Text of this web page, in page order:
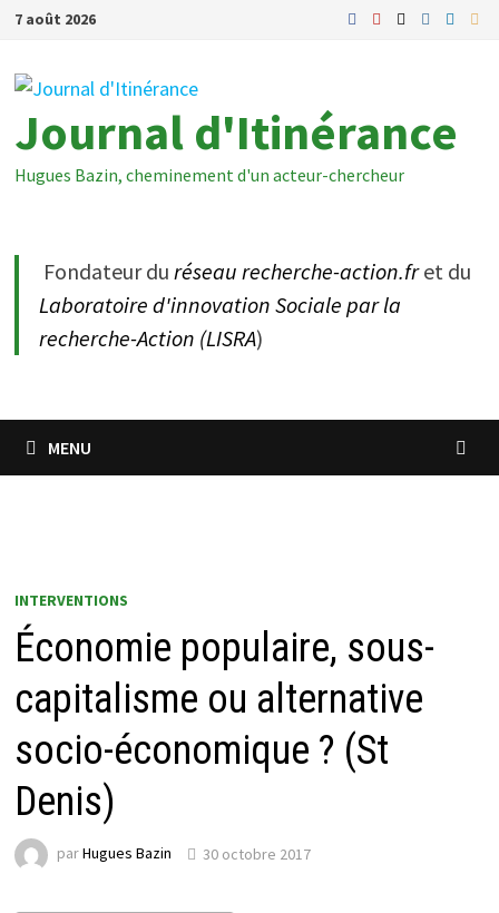
Passer
contenu
7 août 2026
Journal d'Itinérance
Hugues Bazin, cheminement d'un acteur-chercheur
Fondateur duréseau recherche-action.fret du
Laboratoire d'innovation Sociale par la
recherche-Action (LISRA)
MENU
INTERVENTIONS
Économie populaire, sous-
capitalisme ou alternative
socio-économique ? (St
Denis)
parHugues Bazin 30 octobre 2017